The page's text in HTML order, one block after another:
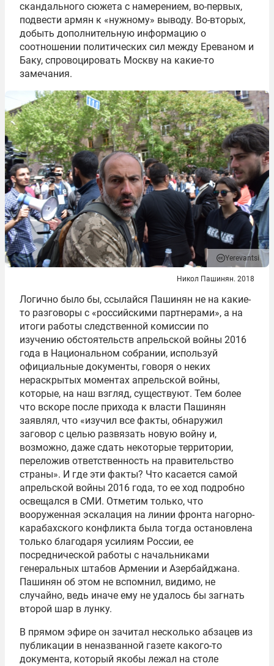
скандального сюжета с намерением, во-первых,
подвести армян к «нужному» выводу. Во-вторых,
добыть дополнительную информацию о
соотношении политических сил между Ереваном и
Баку, спровоцировать Москву на какие-то
замечания.
Yerevantsi
Никол Пашинян. 2018
Логично было бы, ссылайся Пашинян не на какие-
то разговоры с «российскими партнерами», а на
итоги работы следственной комиссии по
изучению обстоятельств апрельской войны 2016
года в Национальном собрании, используй
официальные документы, говоря о неких
нераскрытых моментах апрельской войны,
которые, на наш взгляд, существуют. Тем более
что вскоре после прихода к власти Пашинян
заявлял, что «изучил все факты, обнаружил
заговор с целью развязать новую войну и,
возможно, даже сдать некоторые территории,
переложив ответственность на правительство
страны». И где эти факты? Что касается самой
апрельской войны 2016 года, то ее ход подробно
освещался в СМИ. Отметим только, что
вооруженная эскалация на линии фронта нагорно-
карабахского конфликта была тогда остановлена
только благодаря усилиям России, ее
посреднической работы с начальниками
генеральных штабов Армении и Азербайджана.
Пашинян об этом не вспомнил, видимо, не
случайно, ведь иначе ему не удалось бы загнать
второй шар в лунку.
В прямом эфире он зачитал несколько абзацев из
публикации в неназванной газете какого-то
документа, который якобы лежал на столе